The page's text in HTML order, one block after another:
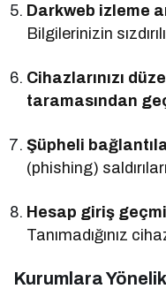
Darkweb izleme
Bilgilerinizin
Cihazlarınızı
taramasından
Şüpheli
(phishing)
Hesap giriş
Tanımadığınız
Kurumlara